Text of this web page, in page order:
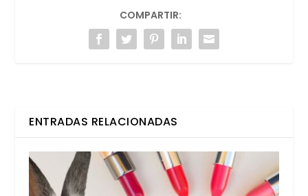
COMPARTIR:
ENTRADAS RELACIONADAS